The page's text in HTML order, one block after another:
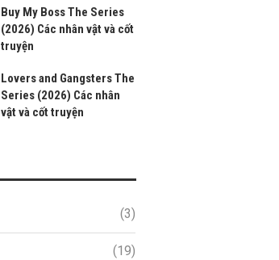
Buy My Boss The Series
(2026) Các nhân vật và cốt
truyện
Lovers and Gangsters The
Series (2026) Các nhân
vật và cốt truyện
(3)
(19)